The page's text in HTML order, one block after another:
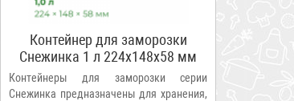
Контейнер для заморозки
Снежинка 1 л 224x148x58 мм
упаковка 50 шт Полимербыт
ПБ-690
Контейнеры для заморозки серии
Снежинка предназначены для хранения,